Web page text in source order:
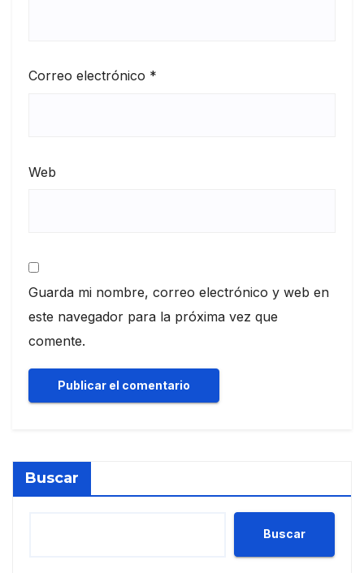
Correo electrónico *
Web
Guarda mi nombre, correo electrónico y web en
este navegador para la próxima vez que
comente.
Buscar
Buscar